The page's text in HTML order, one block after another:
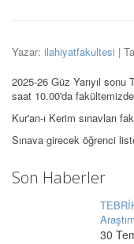
Yazar: ilahiyatfakultesi |
2025-26 Güz Yarıyıl sonu
saat 10.00'da
Kur'an-ı Kerim sınavları
Sınava girecek öğrenci
Son Haberler
30